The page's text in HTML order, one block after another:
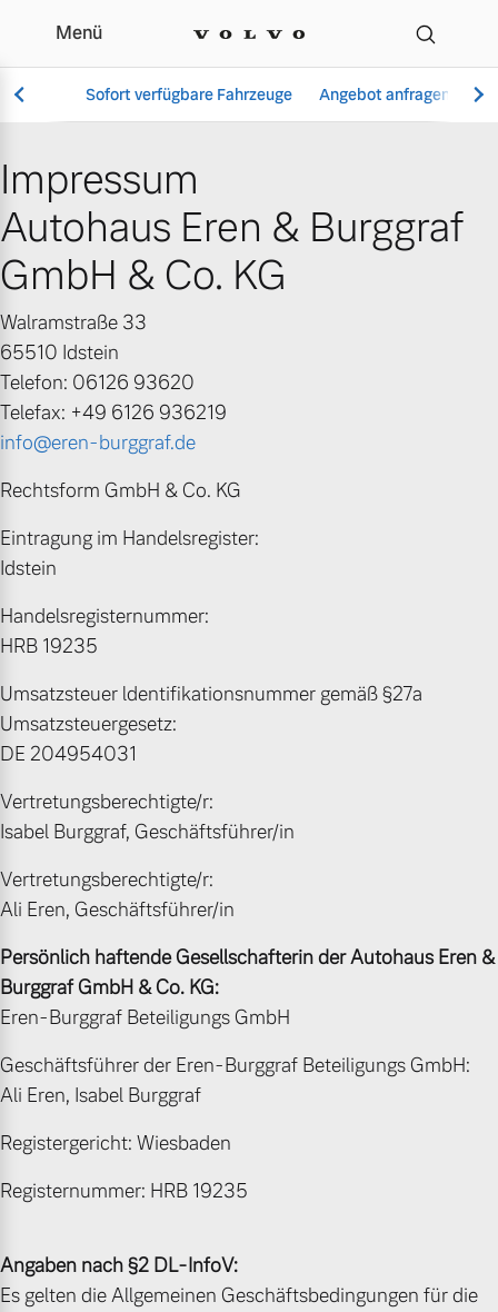
Impressum | Autohaus
Menü
Sofort verfügbare Fahrzeuge Angebot anfragen
Vollelektrisch
6 Modelle
Plug-in Hybrid
3 Modelle
Mild-Hybrid
Geschäftskunden
Editionsmodelle
Angebot anfragen
Sofort verfügbare Fahrzeuge
Gebrauchtwagen
Die Neuwagenalternative
Aktuelle Angebote
Geschäftskunden
Volvo Gebrauchtwagenbörse
Aktuelle Zubehörangebote
Zubehörkatalog
Service by Volvo
Sie erhalten bei uns eine
Volvo Winter- und
Sommer Kompletträder.
Bitte sprechen Sie uns
Mehr erfahren
Frühjahrscheck
saisonalen Angebote.
Mehr erfahren
Über uns
Unser Team
Kontakt und Anfahrt
Kooperationspartner
Unsere News & Events
Impressum
Autohaus Eren & Burggraf
GmbH & Co. KG
Walramstraße 33
65510 Idstein
Telefon: 06126 93620
Telefax: +49 6126 936219
info@eren-burggraf.de
Rechtsform GmbH & Co. KG
Eintragung im Handelsregister:
Idstein
Handelsregisternummer:
HRB 19235
Umsatzsteuer ldentifikationsnummer gemäß §27a
Umsatzsteuergesetz:
DE 204954031
Vertretungsberechtigte/r:
Isabel Burggraf, Geschäftsführer/in
Vertretungsberechtigte/r:
Ali Eren, Geschäftsführer/in
Persönlich haftende Gesellschafterin der Autohaus Eren &
Burggraf GmbH & Co. KG:
Eren-Burggraf Beteiligungs GmbH
Geschäftsführer der Eren-Burggraf Beteiligungs GmbH:
Ali Eren, Isabel Burggraf
Registergericht: Wiesbaden
Registernummer: HRB 19235
Angaben nach §2 DL-InfoV:
Es gelten die Allgemeinen Geschäftsbedingungen für die